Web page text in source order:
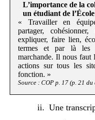
L’importance de la
un étudiant de
« Travailler en
partager, cohésionner,
expliquer, faire lien,
termes et par là les
marchande. Il nous faut
actions sur tous les
fonction. »
Source : COP p. 17 (p. 21 du
Une